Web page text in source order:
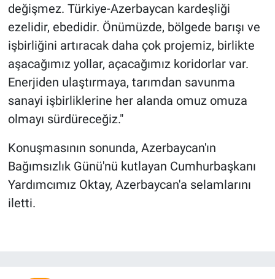
değişmez. Türkiye-Azerbaycan kardeşliği
ezelidir, ebedidir. Önümüzde, bölgede barışı ve
işbirliğini artıracak daha çok projemiz, birlikte
aşacağımız yollar, açacağımız koridorlar var.
Enerjiden ulaştırmaya, tarımdan savunma
sanayi işbirliklerine her alanda omuz omuza
olmayı sürdüreceğiz."
Konuşmasının sonunda, Azerbaycan'ın
Bağımsızlık Günü'nü kutlayan Cumhurbaşkanı
Yardımcımız Oktay, Azerbaycan'a selamlarını
iletti.